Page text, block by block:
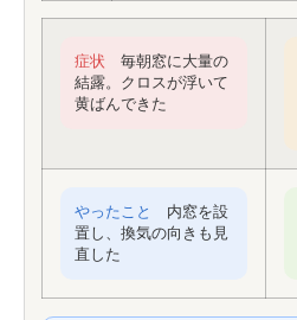
症状 毎朝窓に大量の
結露。クロスが浮いて
黄ばんできた
やったこと
内窓を設
置し、換気の向きも見
直した